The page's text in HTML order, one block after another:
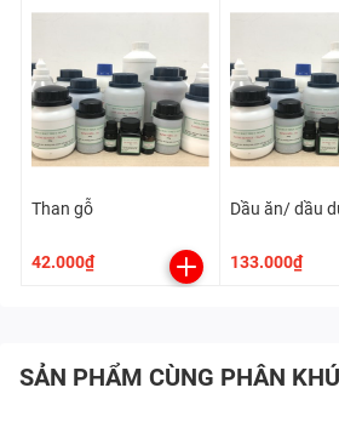
Than gỗ
42.000₫
Dầu ăn/ dầu
133.000₫
SẢN PHẨM CÙNG PHÂN